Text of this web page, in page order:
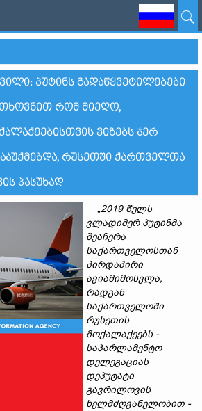
ᲞᲣᲢᲘᲜᲡ ᲒᲐᲓᲐᲬᲧᲕᲔᲢᲘᲚᲔᲑᲔᲑᲘ
ᲠᲝᲛ ᲛᲘᲔᲦᲝ,
ᲕᲘᲖᲔᲑᲡ ᲯᲔᲠ
ᲠᲣᲡᲔᲗᲨᲘ ᲥᲐᲠᲗᲕᲔᲚᲗᲐ
ᲞᲐᲡᲣᲮᲐᲓ
„2019 წელს
ვლადიმერ პუტინმა
შეაჩერა
საქართველოსთან
პირდაპირი
ავიამიმოსვლა,
რადგან
საქართველოში
რუსეთის
მოქალაქეებს -
საპარლამენტო
დელეგაციას
დეპუტატი
გავრილოვის
ხელმძღვანელობით -